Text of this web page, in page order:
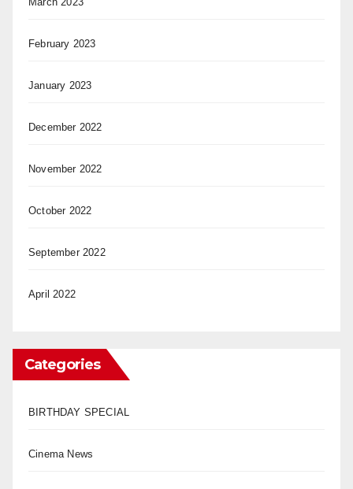
February 2023
January 2023
December 2022
November 2022
October 2022
September 2022
April 2022
Categories
BIRTHDAY SPECIAL
Cinema News